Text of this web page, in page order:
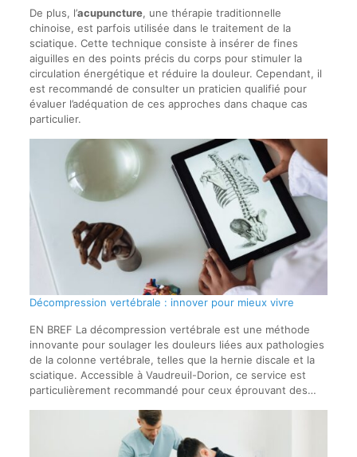
De plus, l’acupuncture, une thérapie traditionnelle
chinoise, est parfois utilisée dans le traitement de la
sciatique. Cette technique consiste à insérer de fines
aiguilles en des points précis du corps pour stimuler la
circulation énergétique et réduire la douleur. Cependant, il
est recommandé de consulter un praticien qualifié pour
évaluer l’adéquation de ces approches dans chaque cas
particulier.
Décompression vertébrale : innover pour mieux vivre
EN BREF La décompression vertébrale est une méthode
innovante pour soulager les douleurs liées aux pathologies
de la colonne vertébrale, telles que la hernie discale et la
sciatique. Accessible à Vaudreuil-Dorion, ce service est
particulièrement recommandé pour ceux éprouvant des…